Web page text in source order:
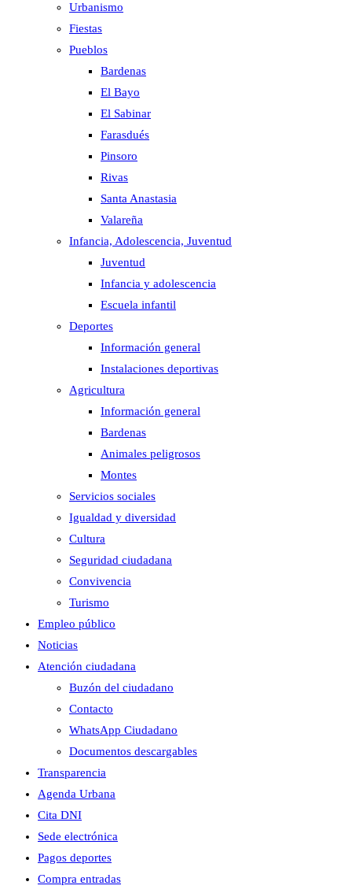
Urbanismo
Fiestas
Pueblos
Bardenas
El Bayo
El Sabinar
Farasdués
Pinsoro
Rivas
Santa Anastasia
Valareña
Infancia, Adolescencia, Juventud
Juventud
Infancia y adolescencia
Escuela infantil
Deportes
Información general
Instalaciones deportivas
Agricultura
Información general
Bardenas
Animales peligrosos
Montes
Servicios sociales
Igualdad y diversidad
Cultura
Seguridad ciudadana
Convivencia
Turismo
Empleo público
Noticias
Atención ciudadana
Buzón del ciudadano
Contacto
WhatsApp Ciudadano
Documentos descargables
Transparencia
Agenda Urbana
Cita DNI
Sede electrónica
Pagos deportes
Compra entradas